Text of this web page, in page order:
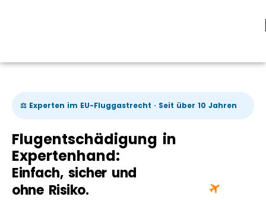
⚖️ Experten im EU-Fluggastrecht · Seit über 10 Jahren
Flugentschädigung in
Expertenhand:
Einfach, sicher und
ohne Risiko.